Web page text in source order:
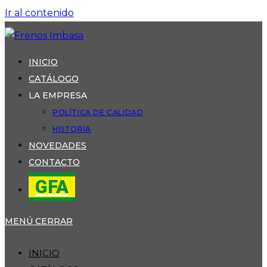
Ir al contenido
INICIO
CATÁLOGO
LA EMPRESA
POLÍTICA DE CALIDAD
HISTORIA
NOVEDADES
CONTACTO
GFA
MENÚ CERRAR
INICIO